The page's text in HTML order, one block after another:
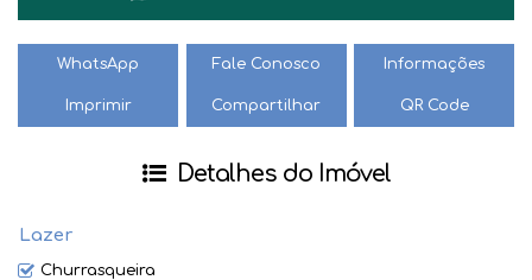
WhatsApp Fale Conosco Informações
Imprimir Compartilhar QR Code
Detalhes do Imóvel
Lazer
Churrasqueira